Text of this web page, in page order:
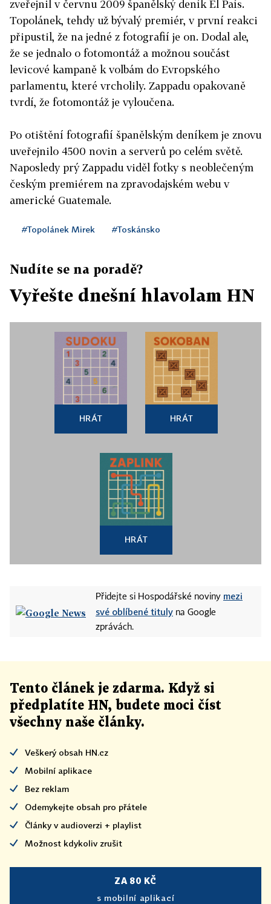
zveřejnil v červnu 2009 španělský deník El País.
Topolánek, tehdy už bývalý premiér, v první reakci
připustil, že na jedné z fotografií je on. Dodal ale,
že se jednalo o fotomontáž a možnou součást
levicové kampaně k volbám do Evropského
parlamentu, které vrcholily. Zappadu opakovaně
tvrdí, že fotomontáž je vyloučena.
Po otištění fotografií španělským deníkem je znovu
uveřejnilo 4500 novin a serverů po celém světě.
Naposledy prý Zappadu viděl fotky s neoblečeným
českým premiérem na zpravodajském webu v
americké Guatemale.
#Topolánek Mirek #Toskánsko
Nudíte se na poradě?
Vyřešte dnešní hlavolam HN
HRÁT HRÁT
HRÁT
Přidejte si Hospodářské noviny mezi
své oblíbené tituly na Google
zprávách.
Tento článek je zdarma. Když si
předplatíte HN, budete moci číst
všechny naše články.
Veškerý obsah HN.cz
Mobilní aplikace
Bez reklam
Odemykejte obsah pro přátele
Články v audioverzi + playlist
Možnost kdykoliv zrušit
ZA 80 KČ
s mobilní aplikací